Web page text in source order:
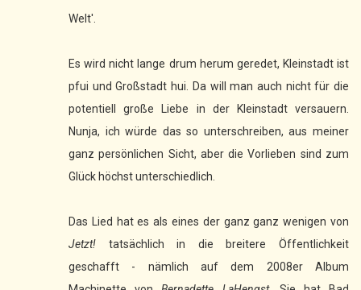
Welt'.
Es wird nicht lange drum herum geredet, Kleinstadt ist
pfui und Großstadt hui. Da will man auch nicht für die
potentiell große Liebe in der Kleinstadt versauern.
Nunja, ich würde das so unterschreiben, aus meiner
ganz persönlichen Sicht, aber die Vorlieben sind zum
Glück höchst unterschiedlich.
Das Lied hat es als eines der ganz ganz wenigen von
Jetzt! tatsächlich in die breitere Öffentlichkeit
geschafft - nämlich auf dem 2008er Album